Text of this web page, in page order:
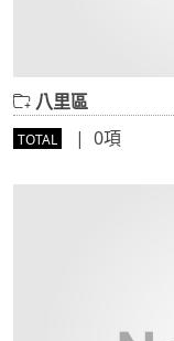
八里區
TOTAL | 0項